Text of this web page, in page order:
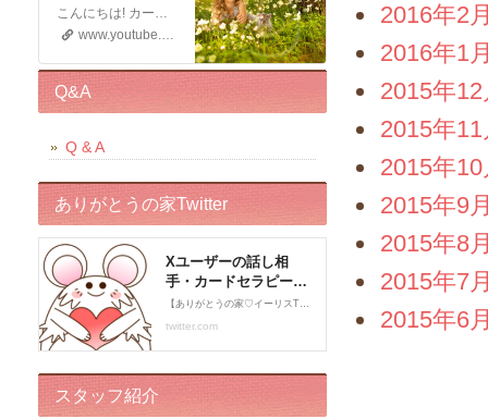
2016年2
2016年1
2015年12
2015年11
2015年10
2015年9
2015年8
2015年7
2015年6
こんにちは! カードセラピストのイーリスです 電話鑑定、メール鑑定などをしております お仕事の宣伝もさせていただく 動画です。 この動画が少しでもお役に立てると幸いです。 申し訳ございませんが このチャンネルではコメントの受付はしておりません。 ライブドアブログの方に入れていただくと幸いです。 末永くよろしくお願いいたします!
www.youtube.com
Q&A
Q & A
ありがとうの家Twitter
スタッフ紹介